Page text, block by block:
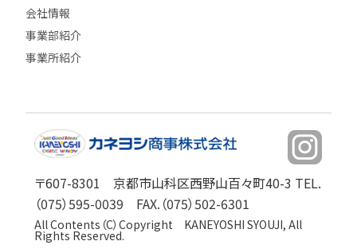
会社情報
事業部紹介
事業所紹介
〒607-8301 京都市山科区西野山百々町40-3 TEL.
（075）595-0039 FAX.（075）502-6301
All Contents（C）Copyright KANEYOSHI SYOUJI, All
Rights Reserved.